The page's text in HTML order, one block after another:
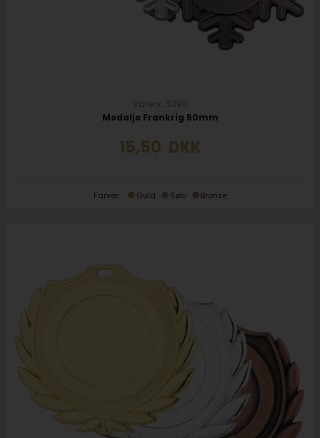
Varenr. 3098
Medalje Frankrig 50mm
15,50 DKK
Farver: Guld Sølv Bronze